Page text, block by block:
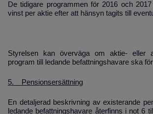
De tidigare programmen för 2016 och
vinst per aktie efter att hänsyn tagits till
Styrelsen kan överväga om aktie- eller
program till ledande befattningshavare ska
5. Pensionsersättning
En detaljerad beskrivning av existerande
ledande befattningshavare återfinns i not 6